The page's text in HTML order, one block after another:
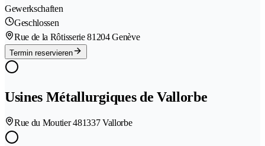
Gewerkschaften
Geschlossen
Rue de la Rôtisserie 81204 Genève
Termin reservieren
Usines Métallurgiques de Vallorbe
Rue du Moutier 481337 Vallorbe